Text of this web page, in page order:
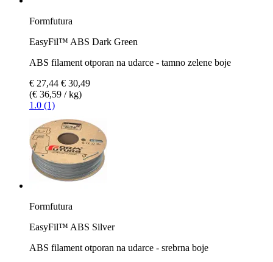
Formfutura
EasyFil™ ABS Dark Green
ABS filament otporan na udarce - tamno zelene boje
€ 27,44 € 30,49
(€ 36,59 / kg)
1.0 (1)
Formfutura
EasyFil™ ABS Silver
ABS filament otporan na udarce - srebrna boje